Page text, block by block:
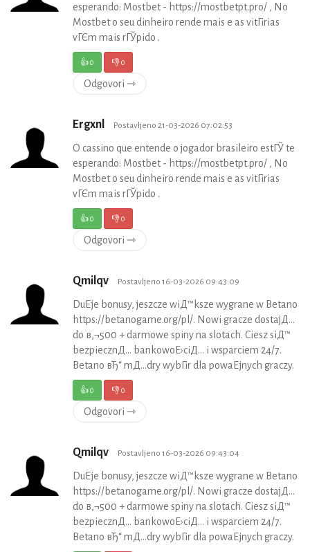
esperando: Mostbet - https://mostbetpt.pro/ , No
Mostbet o seu dinheiro rende mais e as vitГіrias
vГЄm mais rГЎpido .
👍0 👎0
Odgovori ⇾
Ergxnl Postavljeno 21-03-2026 07:02:53
O cassino que entende o jogador brasileiro estГЎ te
esperando: Mostbet - https://mostbetpt.pro/ , No
Mostbet o seu dinheiro rende mais e as vitГіrias
vГЄm mais rГЎpido .
👍0 👎0
Odgovori ⇾
Qmilqv Postavljeno 16-03-2026 09:43:09
DuЕјe bonusy, jeszcze wiД™ksze wygrane w Betano
https://betanogame.org/pl/. Nowi gracze dostajД…
do в‚¬500 + darmowe spiny na slotach. Ciesz siД™
bezpiecznД… bankowoЕ›ciД… i wsparciem 24/7.
Betano вЂ“ mД…dry wybГіr dla powaЕјnych graczy.
👍0 👎0
Odgovori ⇾
Qmilqv Postavljeno 16-03-2026 09:43:04
DuЕјe bonusy, jeszcze wiД™ksze wygrane w Betano
https://betanogame.org/pl/. Nowi gracze dostajД…
do в‚¬500 + darmowe spiny na slotach. Ciesz siД™
bezpiecznД… bankowoЕ›ciД… i wsparciem 24/7.
Betano вЂ“ mД…dry wybГіr dla powaЕјnych graczy.